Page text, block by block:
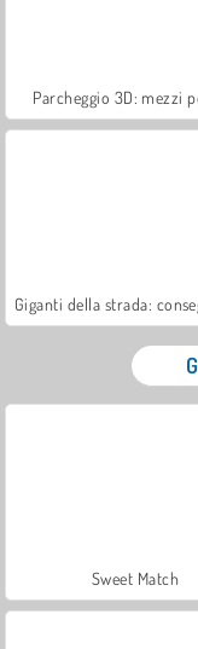
Parcheggio 3D: mezzi
Sweet Match